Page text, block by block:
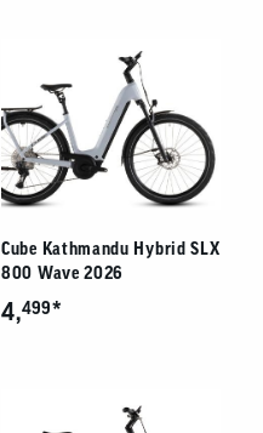
Cube Kathmandu Hybrid SLX
800 Wave 2026
4,499*